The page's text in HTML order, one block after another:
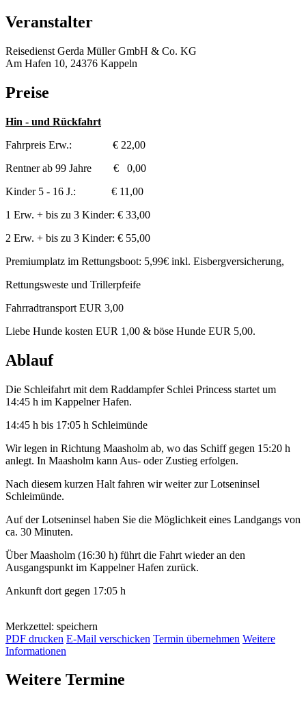
Veranstalter
Reisedienst Gerda Müller GmbH & Co. KG
Am Hafen 10, 24376 Kappeln
Preise
Hin - und Rückfahrt
Fahrpreis Erw.: € 22,00
Rentner ab 99 Jahre € 0,00
Kinder 5 - 16 J.: € 11,00
1 Erw. + bis zu 3 Kinder: € 33,00
2 Erw. + bis zu 3 Kinder: € 55,00
Premiumplatz im Rettungsboot: 5,99€ inkl. Eisbergversicherung,
Rettungsweste und Trillerpfeife
Fahrradtransport EUR 3,00
Liebe Hunde kosten EUR 1,00 & böse Hunde EUR 5,00.
Ablauf
Die Schleifahrt mit dem Raddampfer Schlei Princess startet um
14:45 h im Kappelner Hafen.
14:45 h bis 17:05 h Schleimünde
Wir legen in Richtung Maasholm ab, wo das Schiff gegen 15:20 h
anlegt. In Maasholm kann Aus- oder Zustieg erfolgen.
Nach diesem kurzen Halt fahren wir weiter zur Lotseninsel
Schleimünde.
Auf der Lotseninsel haben Sie die Möglichkeit eines Landgangs von
ca. 30 Minuten.
Über Maasholm (16:30 h) führt die Fahrt wieder an den
Ausgangspunkt im Kappelner Hafen zurück.
Ankunft dort gegen 17:05 h
Merkzettel: speichern
PDF drucken E-Mail verschicken Termin übernehmen Weitere
Informationen
Weitere Termine